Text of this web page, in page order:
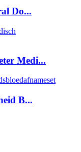
Do...
Medi...
B...